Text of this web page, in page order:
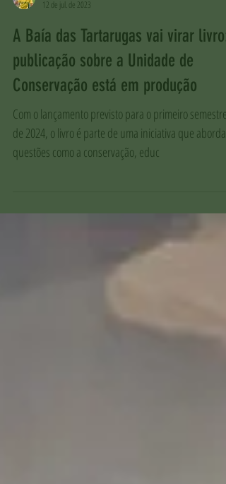
Vitor Pinheiro
12 de jul. de 2023
A Baía das Tartarugas vai virar livro:
publicação sobre a Unidade de
Conservação está em produção
Com o lançamento previsto para o primeiro semestre